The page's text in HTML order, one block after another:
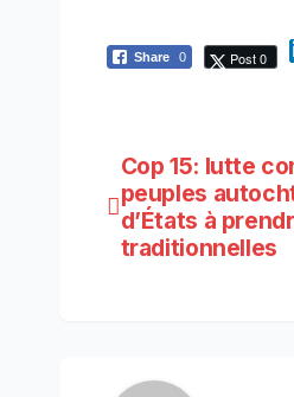
Share 0 Post 0
Navigation
de
l’article
Cop 15: lutte
peuples
d’États à
traditionnelles